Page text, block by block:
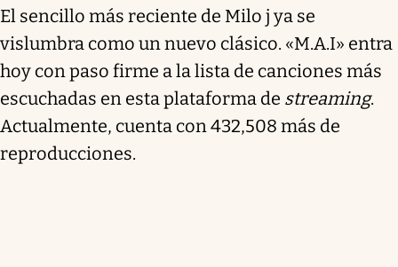
El sencillo más reciente de Milo j ya se
vislumbra como un nuevo clásico. «M.A.I» entra
hoy con paso firme a la lista de canciones más
escuchadas en esta plataforma de streaming.
Actualmente, cuenta con 432,508 más de
reproducciones.